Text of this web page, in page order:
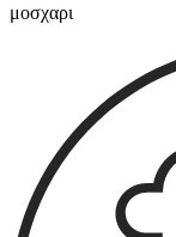
μοσχαρι